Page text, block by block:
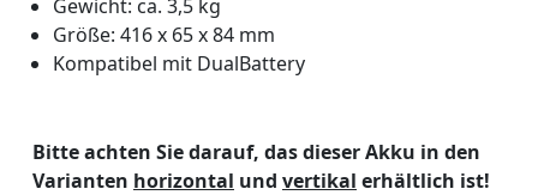
Gewicht: ca. 3,5 kg
Größe: 416 x 65 x 84 mm
Kompatibel mit DualBattery
Bitte achten Sie darauf, das dieser Akku in den
Varianten horizontal und vertikal erhältlich ist!